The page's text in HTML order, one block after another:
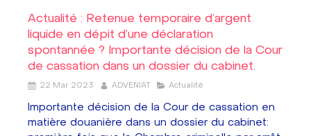
Actualité : Retenue temporaire d’argent
liquide en dépit d’une déclaration
spontannée ? Importante décision de la Cour
de cassation dans un dossier du cabinet.
22 Mar 2023 ADVENIAT Actualité
Importante décision de la Cour de cassation en
matière douanière dans un dossier du cabinet: